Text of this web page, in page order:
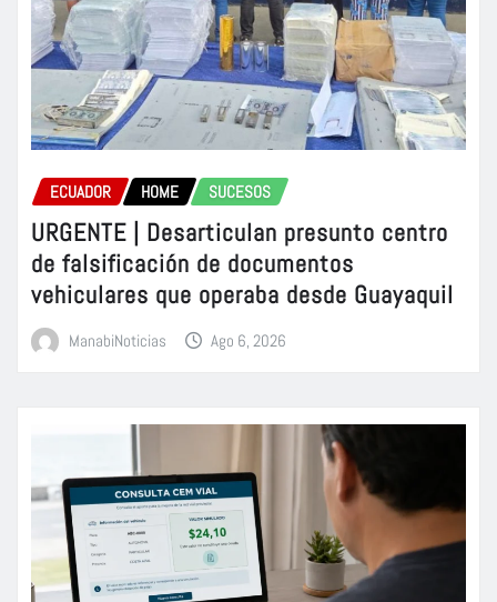
ECUADOR HOME SUCESOS
URGENTE | Desarticulan presunto centro
de falsificación de documentos
vehiculares que operaba desde Guayaquil
ManabiNoticias Ago 6, 2026